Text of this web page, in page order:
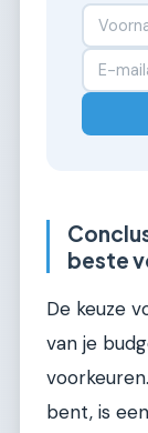
beste
De keuze
van je
bent, is